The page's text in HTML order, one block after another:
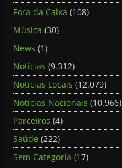
Fora da Caixa (108)
Música (30)
News (1)
Noticias (9.312)
Notícias Locais (12.079)
Notícias Nacionais (10.966)
Parceiros (4)
Saúde (222)
Sem Categoria (17)